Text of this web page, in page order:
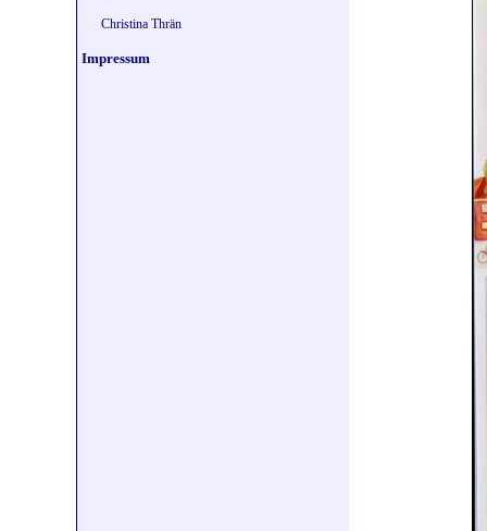
Christina Thrän
Impressum